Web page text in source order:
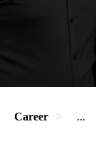
Career ...